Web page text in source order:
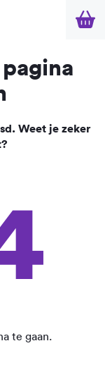
Weet je zeker
te gaan.